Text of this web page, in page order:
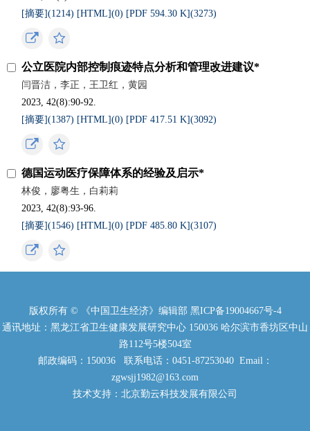
[摘要](1214) [HTML](0) [PDF 594.30 K](3273)
公立医院内部控制痕迹特点分析和管理改进建议*
闫晋洁，李正，王卫红，黄园
2023, 42(8):90-92.
[摘要](1387) [HTML](0) [PDF 417.51 K](3092)
德国运动医疗保障体系的经验及启示*
林俊，廖粤生，白莉莉
2023, 42(8):93-96.
[摘要](1546) [HTML](0) [PDF 485.80 K](3107)
版权所有 © 《中国卫生经济》编辑部 黑ICP备19004667号-4
通讯地址：黑龙江省卫生健康发展研究中心 150036 哈尔滨市香坊区中山
路112号5楼504室
邮政编码：150036 联系电话：0451-87253040 Email：
zgwsjj1982@163.com
技术支持：北京勤云科技发展有限公司